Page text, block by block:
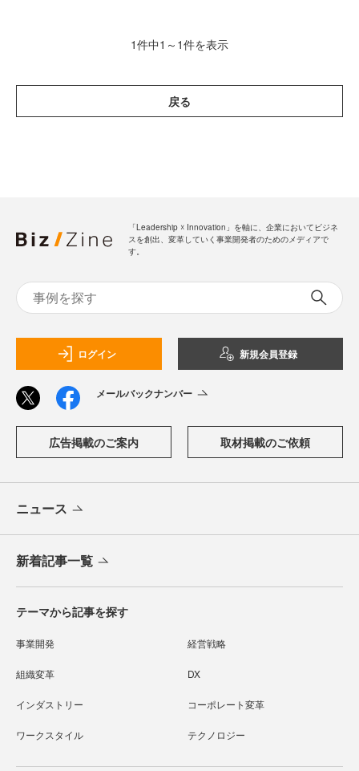
1件中1～1件を表示
戻る
「Leadership ☓ Innovation」を軸に、企業においてビジネ
スを創出、変革していく事業開発者のためのメディアで
す。
ログイン 新規会員登録
メールバックナンバー
広告掲載のご案内 取材掲載のご依頼
ニュース
新着記事一覧
テーマから記事を探す
事業開発 経営戦略
組織変革 DX
インダストリー コーポレート変革
ワークスタイル テクノロジー